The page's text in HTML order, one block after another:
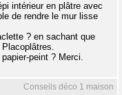
intérieur en plâtre avec
de rendre le mur lisse
? en sachant que
peint ? Merci.
Conseils déco 1 maison